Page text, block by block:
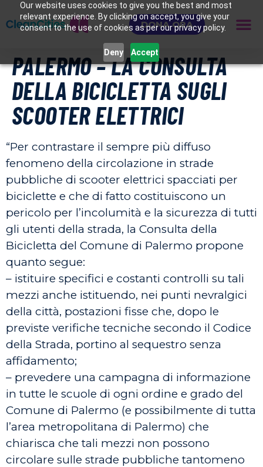
Our website uses cookies to give you the best and most
relevant experience. By clicking on accept, you give your
consent to the use of cookies as per our privacy policy.
Deny Accept
DONA ORA
PALERMO – LA CONSULTA
DELLA BICICLETTA SUGLI
SCOOTER ELETTRICI
“Per contrastare il sempre più diffuso
fenomeno della circolazione in strade
pubbliche di scooter elettrici spacciati per
biciclette e che di fatto costituiscono un
pericolo per l’incolumità e la sicurezza di tutti
gli utenti della strada, la Consulta della
Bicicletta del Comune di Palermo propone
quanto segue:
– istituire specifici e costanti controlli su tali
mezzi anche istituendo, nei punti nevralgici
della città, postazioni fisse che, dopo le
previste verifiche tecniche secondo il Codice
della Strada, portino al sequestro senza
affidamento;
– prevedere una campagna di informazione
in tutte le scuole di ogni ordine e grado del
Comune di Palermo (e possibilmente di tutta
l’area metropolitana di Palermo) che
chiarisca che tali mezzi non possono
circolare sulle strade pubbliche tantomeno